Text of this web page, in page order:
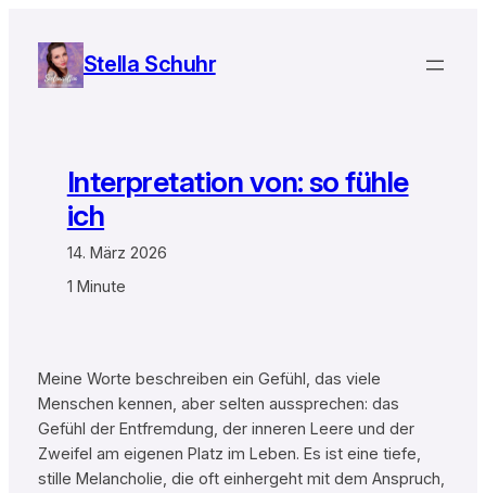
Inhalt
springen
Stella Schuhr
Interpretation von: so fühle
ich
14. März 2026
1 Minute
Meine Worte beschreiben ein Gefühl, das viele
Menschen kennen, aber selten aussprechen: das
Gefühl der Entfremdung, der inneren Leere und der
Zweifel am eigenen Platz im Leben. Es ist eine tiefe,
stille Melancholie, die oft einhergeht mit dem Anspruch,